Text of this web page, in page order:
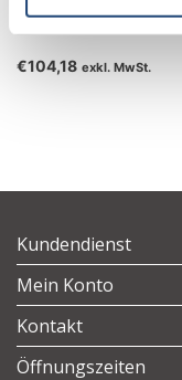
Schlitzsiebnutschen
€104,18 exkl. MwSt.
Kundendienst
Mein Konto
Kontakt
Öffnungszeiten